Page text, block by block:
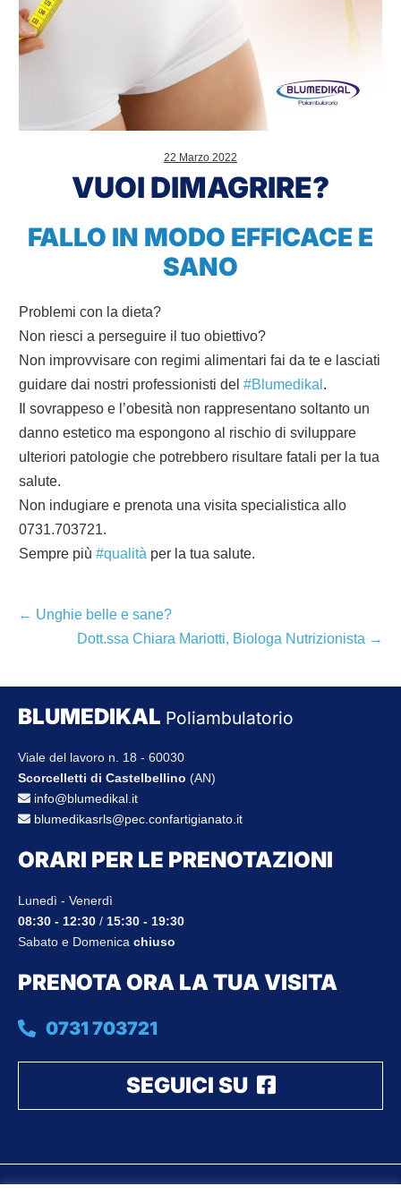
22 Marzo 2022
VUOI DIMAGRIRE?
FALLO IN MODO EFFICACE E
SANO
Problemi con la dieta?
Non riesci a perseguire il tuo obiettivo?
Non improvvisare con regimi alimentari fai da te e lasciati
guidare dai nostri professionisti del #Blumedikal .
Il sovrappeso e l’obesità non rappresentano soltanto un
danno estetico ma espongono al rischio di sviluppare
ulteriori patologie che potrebbero risultare fatali per la tua
salute.
Non indugiare e prenota una visita specialistica allo
0731.703721.
Sempre più #qualità per la tua salute.
Navigazione
← Unghie belle e sane?
Dott.ssa Chiara Mariotti, Biologa Nutrizionista →
BLUMEDIKAL Poliambulatorio
Viale del lavoro n. 18 - 60030
Scorcelletti di Castelbellino (AN)
info@blumedikal.it
blumedikasrls@pec.confartigianato.it
ORARI PER LE PRENOTAZIONI
Lunedì - Venerdì
08:30 - 12:30 / 15:30 - 19:30
Sabato e Domenica chiuso
PRENOTA ORA LA TUA VISITA
0731 703721
SEGUICI SU